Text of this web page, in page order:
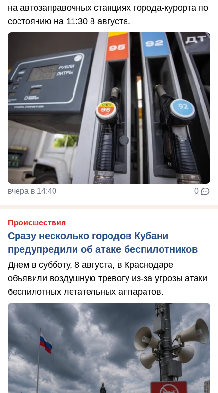
на автозаправочных станциях города-курорта по
состоянию на 11:30 8 августа.
вчера в 14:40 0
Происшествия
Сразу несколько городов Кубани
предупредили об атаке беспилотников
Днем в субботу, 8 августа, в Краснодаре
объявили воздушную тревогу из-за угрозы атаки
беспилотных летательных аппаратов.